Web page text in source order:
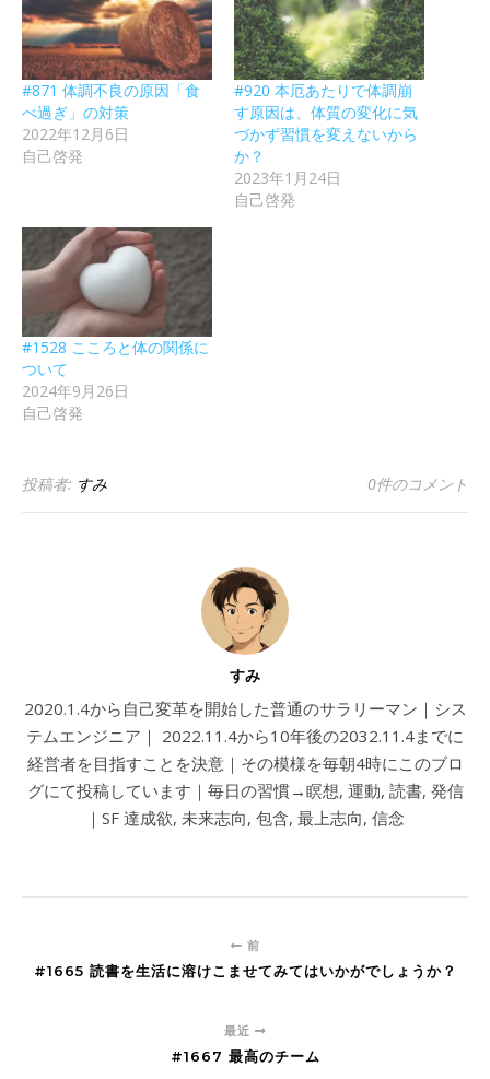
#871 体調不良の原因「食
べ過ぎ」の対策
2022年12月6日
自己啓発
#920 本厄あたりで体調崩
す原因は、体質の変化に気
づかず習慣を変えないから
か？
2023年1月24日
自己啓発
#1528 こころと体の関係に
ついて
2024年9月26日
自己啓発
投稿者: すみ 0件のコメント
すみ
2020.1.4から自己変革を開始した普通のサラリーマン｜シス
テムエンジニア｜ 2022.11.4から10年後の2032.11.4までに
経営者を目指すことを決意｜その模様を毎朝4時にこのブロ
グにて投稿しています｜毎日の習慣→瞑想, 運動, 読書, 発信
｜SF 達成欲, 未来志向, 包含, 最上志向, 信念
前
#1665 読書を生活に溶けこませてみてはいかがでしょうか？
最近
#1667 最高のチーム